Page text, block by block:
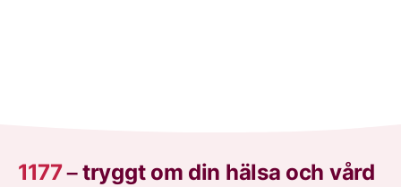
1177–tryggt om din hälsa och vård